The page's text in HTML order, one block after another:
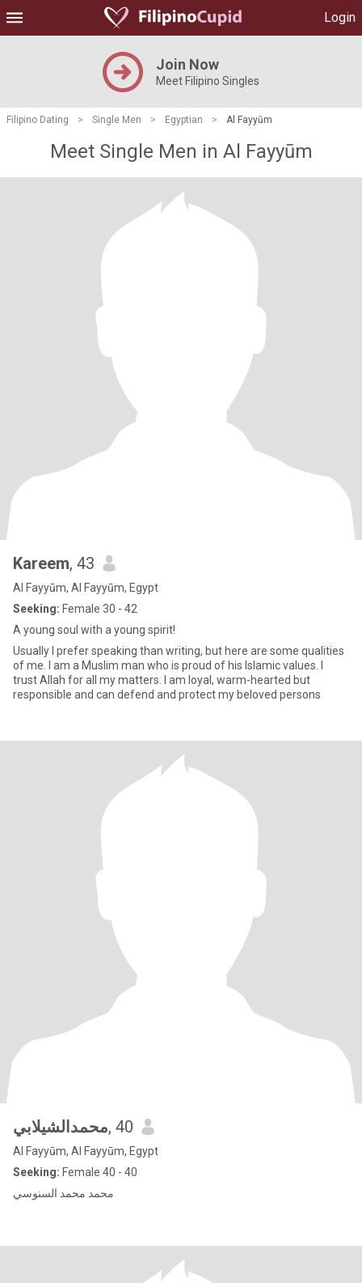
Login
Join Now
Meet Filipino Singles
Filipino Dating > Single Men > Egyptian > Al Fayyūm
Meet Single Men in Al Fayyūm
Kareem, 43
Al Fayyūm, Al Fayyūm, Egypt
Seeking: Female 30 - 42
A young soul with a young spirit!
Usually I prefer speaking than writing, but here are some qualities
of me. I am a Muslim man who is proud of his Islamic values. I
trust Allah for all my matters. I am loyal, warm-hearted but
responsible and can defend and protect my beloved persons
محمدالشيلابي, 40
Al Fayyūm, Al Fayyūm, Egypt
Seeking: Female 40 - 40
محمد محمد السنوسي